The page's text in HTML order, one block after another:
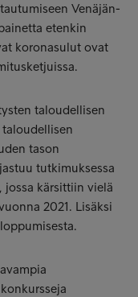
Venäjän-
etenkin
koronasulut ovat
taloudellisen
tason
tutkimuksessa
jossa kärsittiin vielä
2021. Lisäksi